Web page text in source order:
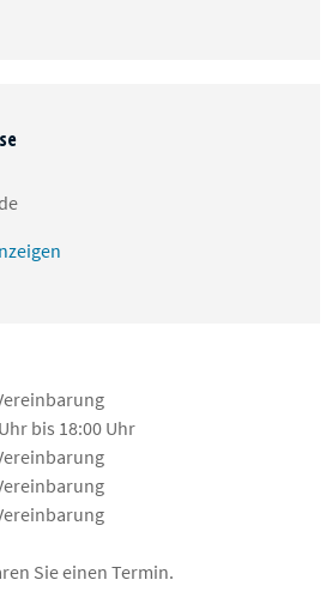
bis 18:00 Uhr
Sie einen Termin.